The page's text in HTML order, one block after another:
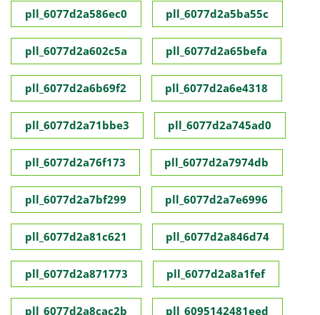
pll_6077d2a586ec0 pll_6077d2a5ba55c
pll_6077d2a602c5a pll_6077d2a65befa
pll_6077d2a6b69f2 pll_6077d2a6e4318
pll_6077d2a71bbe3 pll_6077d2a745ad0
pll_6077d2a76f173 pll_6077d2a7974db
pll_6077d2a7bf299 pll_6077d2a7e6996
pll_6077d2a81c621 pll_6077d2a846d74
pll_6077d2a871773 pll_6077d2a8a1fef
pll_6077d2a8cac2b pll_6095142481eed